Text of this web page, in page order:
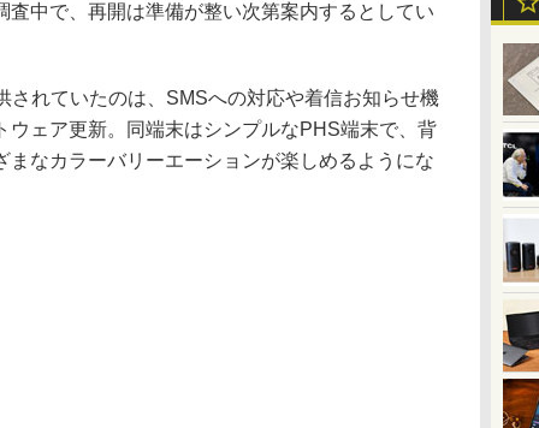
査中で、再開は準備が整い次第案内するとしてい
れていたのは、SMSへの対応や着信お知らせ機
ウェア更新。同端末はシンプルなPHS端末で、背
まなカラーバリーエーションが楽しめるようにな